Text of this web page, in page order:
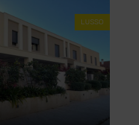
LUSSO